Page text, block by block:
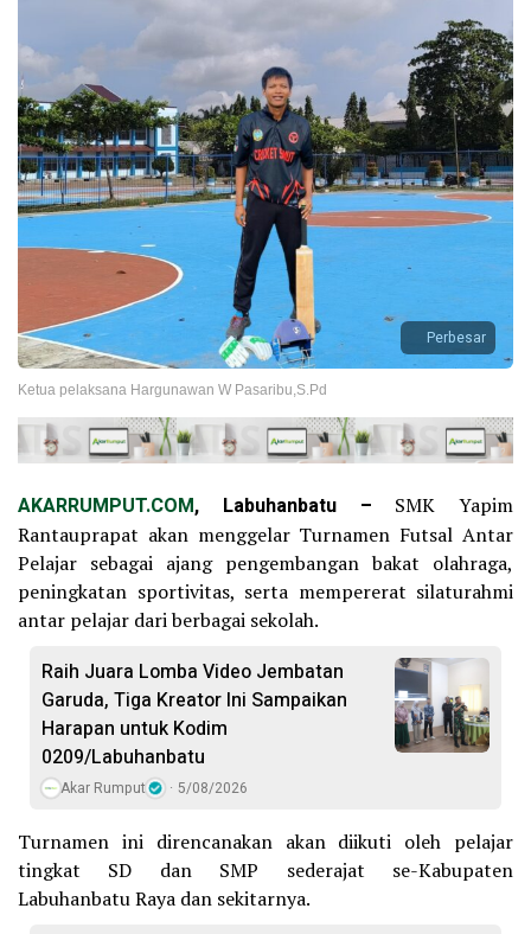
Perbesar
Ketua pelaksana Hargunawan W Pasaribu,S.Pd
AKARRUMPUT.COM, Labuhanbatu – SMK Yapim
Rantauprapat akan menggelar Turnamen Futsal Antar
Pelajar sebagai ajang pengembangan bakat olahraga,
peningkatan sportivitas, serta mempererat silaturahmi
antar pelajar dari berbagai sekolah.
Raih Juara Lomba Video Jembatan
Garuda, Tiga Kreator Ini Sampaikan
Harapan untuk Kodim
0209/Labuhanbatu
Akar Rumput 5/08/2026
Turnamen ini direncanakan akan diikuti oleh pelajar
tingkat SD dan SMP sederajat se-Kabupaten
Labuhanbatu Raya dan sekitarnya.